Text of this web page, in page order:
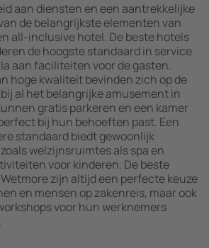
aan diensten en een aantrekkelijke
de belangrijkste elementen van
all-inclusive hotel. De beste hotels
de hoogste standaard in service
aan faciliteiten voor de gasten.
hoge kwaliteit bevinden zich op de
al het belangrijke amusement in
gratis parkeren en een kamer
bij hun behoeften past. Een
standaard biedt gewoonlijk
welzijnsruimtes als spa en
voor kinderen. De beste
zijn altijd een perfecte keuze
en mensen op zakenreis, maar ook
voor hun werknemers